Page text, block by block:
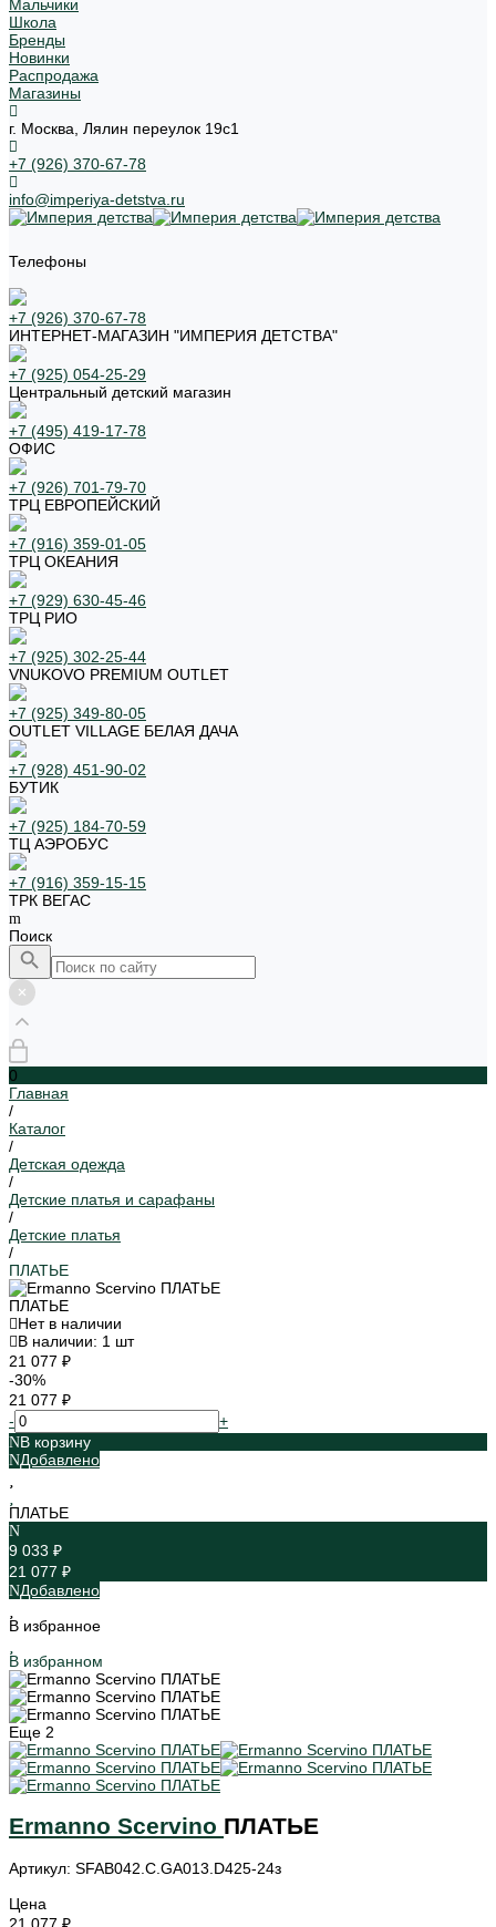
Мальчики
Школа
Бренды
Новинки
Распродажа
Магазины
г. Москва, Лялин переулок 19с1
+7 (926) 370-67-78
info@imperiya-detstva.ru
Телефоны
+7 (926) 370-67-78
ИНТЕРНЕТ-МАГАЗИН "ИМПЕРИЯ ДЕТСТВА"
+7 (925) 054-25-29
Центральный детский магазин
+7 (495) 419-17-78
ОФИС
+7 (926) 701-79-70
ТРЦ ЕВРОПЕЙСКИЙ
+7 (916) 359-01-05
ТРЦ ОКЕАНИЯ
+7 (929) 630-45-46
ТРЦ РИО
+7 (925) 302-25-44
VNUKOVO PREMIUM OUTLET
+7 (925) 349-80-05
OUTLET VILLAGE БЕЛАЯ ДАЧА
+7 (928) 451-90-02
БУТИК
+7 (925) 184-70-59
ТЦ АЭРОБУС
+7 (916) 359-15-15
ТРК ВЕГАС
Поиск
0
Главная
/
Каталог
/
Детская одежда
/
Детские платья и сарафаны
/
Детские платья
/
ПЛАТЬЕ
ПЛАТЬЕ
Нет в наличии
В наличии: 1 шт
21 077 ₽
-30%
21 077 ₽
-
+
В корзину
Добавлено
ПЛАТЬЕ
9 033 ₽
21 077 ₽
Добавлено
В избранное
В избранном
Еще 2
Ermanno Scervino ПЛАТЬЕ
Артикул: SFAB042.C.GA013.D425-24з
Цена